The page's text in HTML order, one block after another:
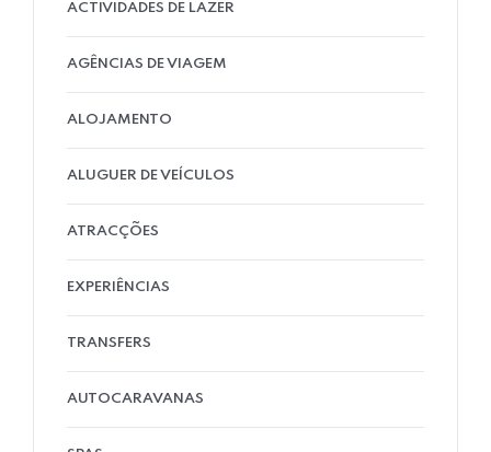
ACTIVIDADES DE LAZER
AGÊNCIAS DE VIAGEM
ALOJAMENTO
ALUGUER DE VEÍCULOS
ATRACÇÕES
EXPERIÊNCIAS
TRANSFERS
AUTOCARAVANAS